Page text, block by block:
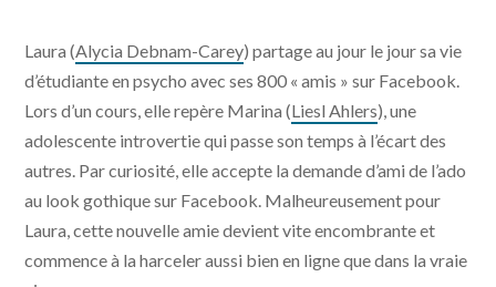
Laura (Alycia Debnam-Carey) partage au jour le jour sa vie
d’étudiante en psycho avec ses 800 « amis » sur Facebook.
Lors d’un cours, elle repère Marina (Liesl Ahlers), une
adolescente introvertie qui passe son temps à l’écart des
autres. Par curiosité, elle accepte la demande d’ami de l’ado
au look gothique sur Facebook. Malheureusement pour
Laura, cette nouvelle amie devient vite encombrante et
commence à la harceler aussi bien en ligne que dans la vraie